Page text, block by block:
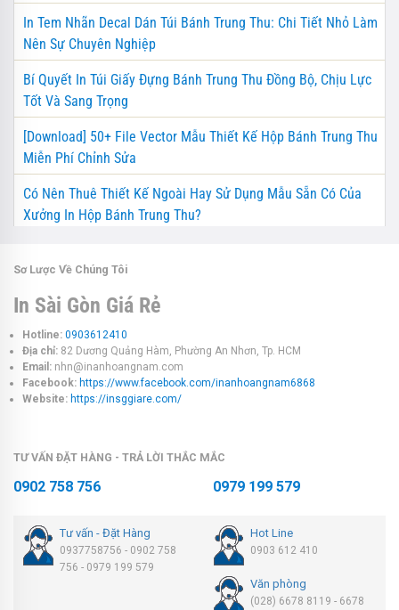
In Tem Nhãn Decal Dán Túi Bánh Trung Thu: Chi Tiết Nhỏ Làm
Nên Sự Chuyên Nghiệp
Bí Quyết In Túi Giấy Đựng Bánh Trung Thu Đồng Bộ, Chịu Lực
Tốt Và Sang Trọng
[Download] 50+ File Vector Mẫu Thiết Kế Hộp Bánh Trung Thu
Miễn Phí Chỉnh Sửa
Có Nên Thuê Thiết Kế Ngoài Hay Sử Dụng Mẫu Sẵn Có Của
Xưởng In Hộp Bánh Trung Thu?
Sơ Lược Về Chúng Tôi
In Sài Gòn Giá Rẻ
Hotline: 0903612410
Địa chỉ: 82 Dương Quảng Hàm, Phường An Nhơn, Tp. HCM
Email: nhn@inanhoangnam.com
Facebook: https://www.facebook.com/inanhoangnam6868
Website: https://insggiare.com/
TƯ VẤN ĐẶT HÀNG - TRẢ LỜI THẮC MẮC
0902 758 756 0979 199 579
Tư vấn - Đặt Hàng
0937758756 - 0902 758
756 - 0979 199 579
Hot Line
0903 612 410
Văn phòng
(028) 6678 8119 - 6678